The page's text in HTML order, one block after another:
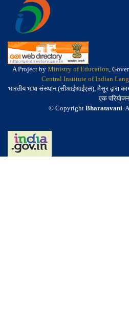
A Project by Ministry of Education,
Central Institute of Indian
भारतीय भाषा संस्थान (सीआईआईएल), मैसूर द्वारा
एक
© Copyright Bharatavani.